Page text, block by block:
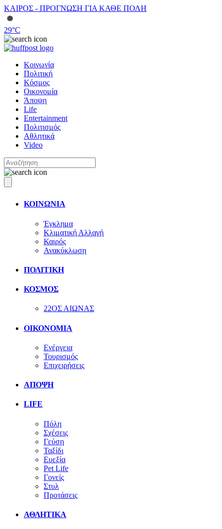
ΚΑΙΡΟΣ - ΠΡΟΓΝΩΣΗ ΓΙΑ ΚΑΘΕ ΠΟΛΗ
29°C
Κοινωνία
Πολιτική
Κόσμος
Οικονομία
Άποψη
Life
Entertainment
Πολιτισμός
Αθλητικά
Video
ΚΟΙΝΩΝΙΑ
Έγκλημα
Κλιματική Αλλαγή
Καιρός
Ανακύκλωση
ΠΟΛΙΤΙΚΗ
ΚΟΣΜΟΣ
22ΟΣ ΑΙΩΝΑΣ
ΟΙΚΟΝΟΜΙΑ
Ενέργεια
Τουρισμός
Επιχειρήσεις
ΑΠΟΨΗ
LIFE
Πόλη
Σχέσεις
Γεύση
Ταξίδι
Ευεξία
Pet Life
Γονείς
Στυλ
Προτάσεις
ΑΘΛΗΤΙΚΑ